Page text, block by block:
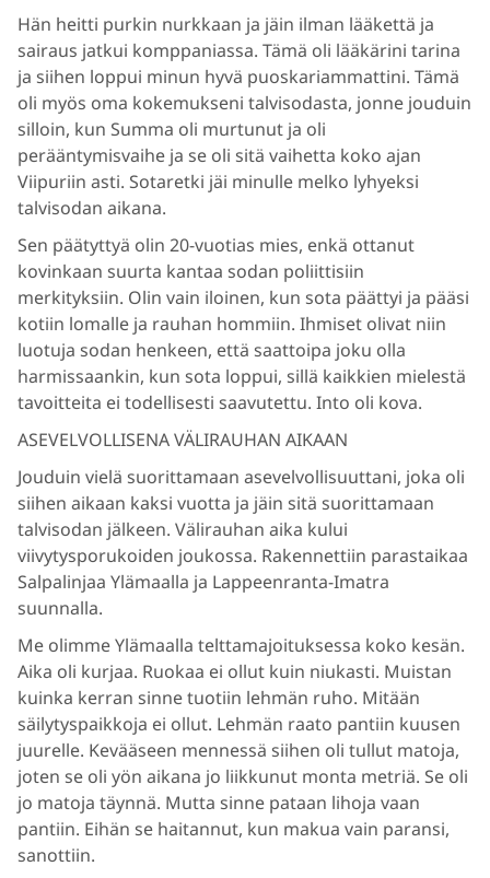
Hän heitti purkin nurkkaan ja jäin ilman lääkettä ja
sairaus jatkui komppaniassa. Tämä oli lääkärini tarina
ja siihen loppui minun hyvä puoskariammattini. Tämä
oli myös oma kokemukseni talvisodasta, jonne jouduin
silloin, kun Summa oli murtunut ja oli
perääntymisvaihe ja se oli sitä vaihetta koko ajan
Viipuriin asti. Sotaretki jäi minulle melko lyhyeksi
talvisodan aikana.
Sen päätyttyä olin 20-vuotias mies, enkä ottanut
kovinkaan suurta kantaa sodan poliittisiin
merkityksiin. Olin vain iloinen, kun sota päättyi ja pääsi
kotiin lomalle ja rauhan hommiin. Ihmiset olivat niin
luotuja sodan henkeen, että saattoipa joku olla
harmissaankin, kun sota loppui, sillä kaikkien mielestä
tavoitteita ei todellisesti saavutettu. Into oli kova.
ASEVELVOLLISENA VÄLIRAUHAN AIKAAN
Jouduin vielä suorittamaan asevelvollisuuttani, joka oli
siihen aikaan kaksi vuotta ja jäin sitä suorittamaan
talvisodan jälkeen. Välirauhan aika kului
viivytysporukoiden joukossa. Rakennettiin parastaikaa
Salpalinjaa Ylämaalla ja Lappeenranta-Imatra
suunnalla.
Me olimme Ylämaalla telttamajoituksessa koko kesän.
Aika oli kurjaa. Ruokaa ei ollut kuin niukasti. Muistan
kuinka kerran sinne tuotiin lehmän ruho. Mitään
säilytyspaikkoja ei ollut. Lehmän raato pantiin kuusen
juurelle. Kevääseen mennessä siihen oli tullut matoja,
joten se oli yön aikana jo liikkunut monta metriä. Se oli
jo matoja täynnä. Mutta sinne pataan lihoja vaan
pantiin. Eihän se haitannut, kun makua vain paransi,
sanottiin.